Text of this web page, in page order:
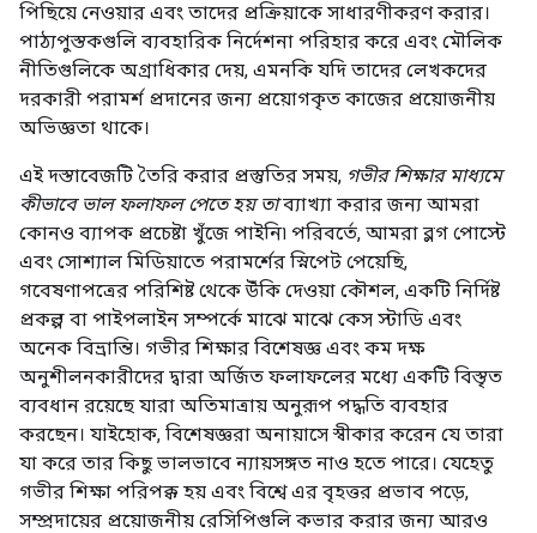
পিছিয়ে নেওয়ার এবং তাদের প্রক্রিয়াকে সাধারণীকরণ করার।
পাঠ্যপুস্তকগুলি ব্যবহারিক নির্দেশনা পরিহার করে এবং মৌলিক
নীতিগুলিকে অগ্রাধিকার দেয়, এমনকি যদি তাদের লেখকদের
দরকারী পরামর্শ প্রদানের জন্য প্রয়োগকৃত কাজের প্রয়োজনীয়
অভিজ্ঞতা থাকে।
এই দস্তাবেজটি তৈরি করার প্রস্তুতির সময়, গভীর শিক্ষার মাধ্যমে
কীভাবে ভাল ফলাফল পেতে হয় তাব্যাখ্যা করার জন্য আমরা
কোনও ব্যাপক প্রচেষ্টা খুঁজে পাইনি৷ পরিবর্তে, আমরা ব্লগ পোস্টে
এবং সোশ্যাল মিডিয়াতে পরামর্শের স্নিপেট পেয়েছি,
গবেষণাপত্রের পরিশিষ্ট থেকে উঁকি দেওয়া কৌশল, একটি নির্দিষ্ট
প্রকল্প বা পাইপলাইন সম্পর্কে মাঝে মাঝে কেস স্টাডি এবং
অনেক বিভ্রান্তি। গভীর শিক্ষার বিশেষজ্ঞ এবং কম দক্ষ
অনুশীলনকারীদের দ্বারা অর্জিত ফলাফলের মধ্যে একটি বিস্তৃত
ব্যবধান রয়েছে যারা অতিমাত্রায় অনুরূপ পদ্ধতি ব্যবহার
করছেন। যাইহোক, বিশেষজ্ঞরা অনায়াসে স্বীকার করেন যে তারা
যা করে তার কিছু ভালভাবে ন্যায়সঙ্গত নাও হতে পারে। যেহেতু
গভীর শিক্ষা পরিপক্ক হয় এবং বিশ্বে এর বৃহত্তর প্রভাব পড়ে,
সম্প্রদায়ের প্রয়োজনীয় রেসিপিগুলি কভার করার জন্য আরও